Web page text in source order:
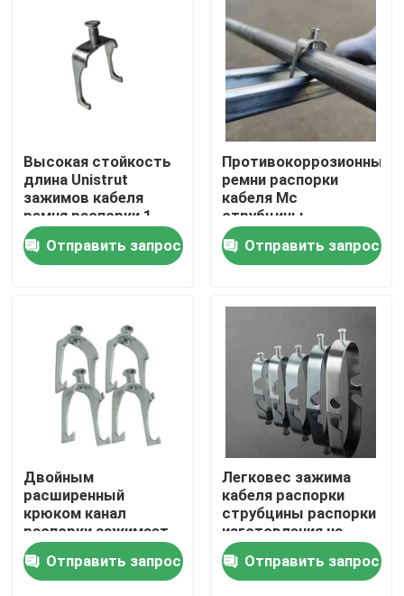
Продукция
Ролики
Наша фабрика
контроль качества
Отправить запрос
Фасонные части для трубки металла
Высокая стойкость
длина Unistrut
зажимов кабеля
ремня распорки 1
части изготовленная
на заказ
Отправить запрос
Противокоррозионные
ремни распорки
кабеля Mc
струбцины
проводника
распорки пудрят
покрытый
Отправить запрос
Двойным
расширенный
крюком канал
распорки зажимает
струбцину провода
проводника
ориентированную на
Отправить запрос
Легковес зажима
кабеля распорки
струбцины распорки
изготовления на
заказ цельный
Отправить запрос